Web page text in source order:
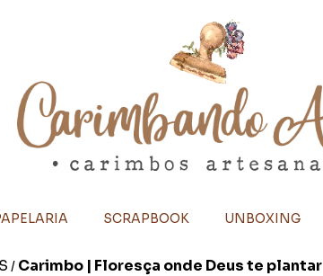
SCRAPBOOK UNBOXING
/ Carimbo | Floresça onde Deus te plantar